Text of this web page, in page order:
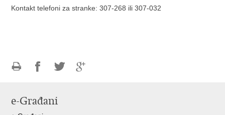
Kontakt telefoni za stranke: 307-268 ili 307-032
FacebookuTwitteru
e-Građani